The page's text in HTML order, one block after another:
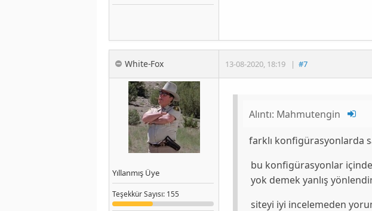
White-Fox 13-08-2020, 18:19 | #7
Yıllanmış Üye
TeşekkürSayısı: 155
Alıntı: Mahmutengin
farklı konfigürasyonlarda
bu konfigürasyonlar
yok demek yanlış
siteyi iyi incelemeden